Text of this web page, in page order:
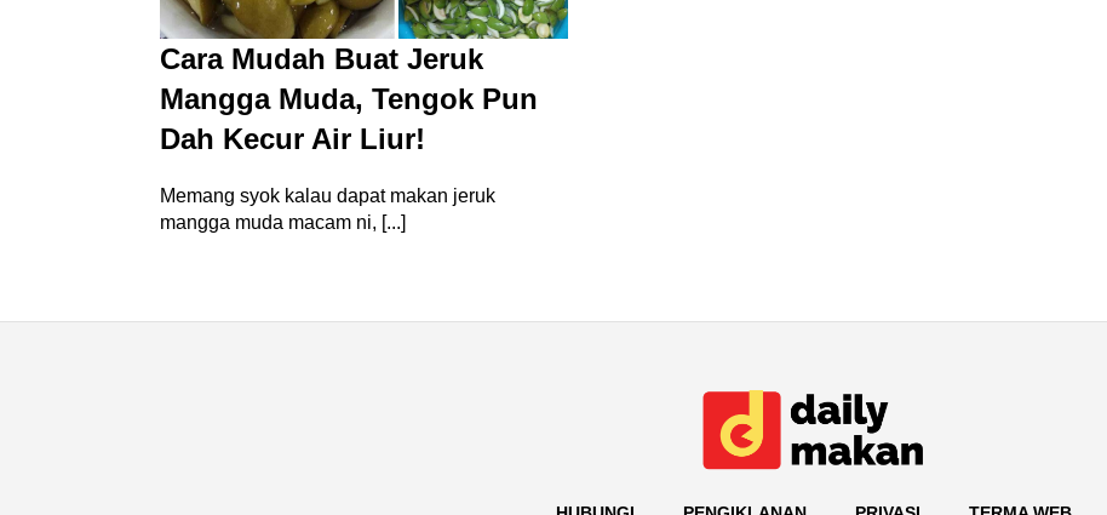
Cara Mudah Buat Jeruk
Mangga Muda, Tengok Pun
Dah Kecur Air Liur!
Memang syok kalau dapat makan jeruk
mangga muda macam ni, [...]